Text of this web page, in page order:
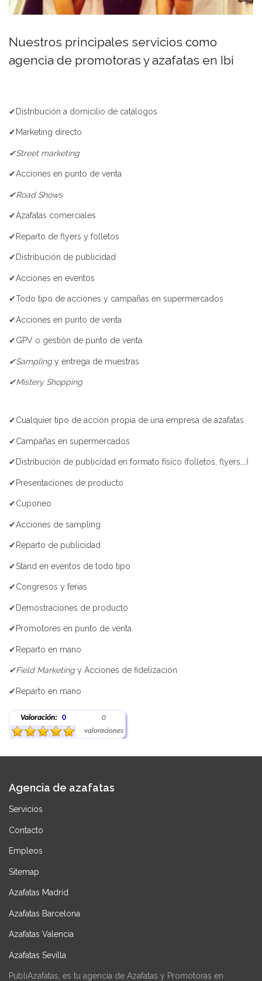
Nuestros principales servicios como
agencia de promotoras y azafatas en Ibi
✔Distribución a domicilio de catálogos
✔Marketing directo
✔Street marketing
✔Acciones en punto de venta
✔Road Shows
✔Azafatas comerciales
✔Reparto de flyers y folletos
✔Distribución de publicidad
✔Acciones en eventos
✔Todo tipo de acciones y campañas en supermercados
✔Acciones en punto de venta
✔GPV o gestión de punto de venta
✔Samplingy entrega de muestras
✔Mistery Shopping
✔Cualquier tipo de acción propia de una empresa de azafatas
✔Campañas en supermercados
✔Distribución de publicidad en formato físico (folletos, flyers,…)
✔Presentaciones de producto
✔Cuponeo
✔Acciones de sampling
✔Reparto de publicidad
✔Stand en eventos de todo tipo
✔Congresos y ferias
✔Demostraciones de producto
✔Promotores en punto de venta
✔Reparto en mano
✔Field Marketingy Acciones de fidelización
✔Reparto en mano
Valoración: 0
0
valoraciones
Agencia de azafatas
Servicios
Contacto
Empleos
Sitemap
Azafatas Madrid
Azafatas Barcelona
Azafatas Valencia
Azafatas Sevilla
PubliAzafatas, es tu agencia de Azafatas y Promotoras en